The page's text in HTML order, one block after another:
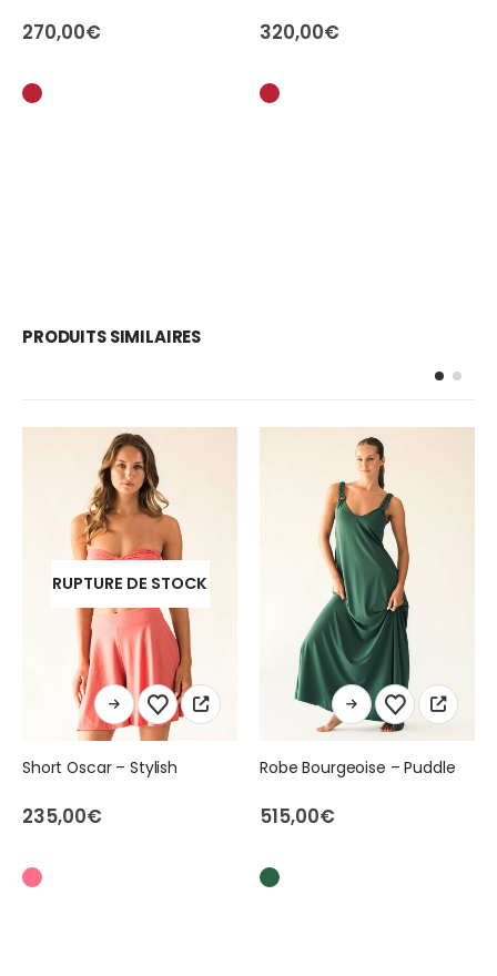
270,00€ 320,00€
PRODUITS SIMILAIRES
RUPTURE DE STOCK
Ce produit a plusieurs variations. Les options peuvent être choisies sur la page du produit
Short Oscar – Stylish
235,00€
Ce produit a plusieurs variations. Les options peuvent être choisies sur la page du produit
Robe Bourgeoise – Puddle
515,00€